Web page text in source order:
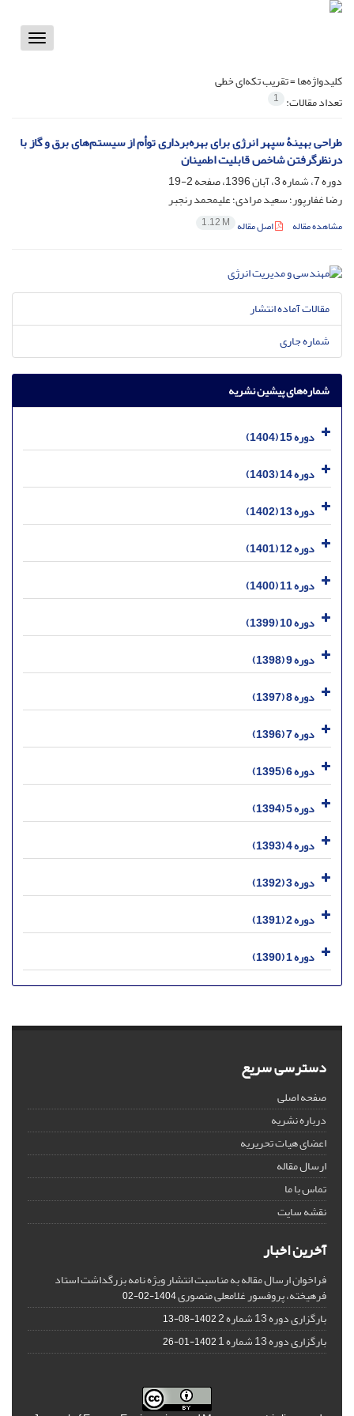
Toggle
کلیدواژه‌ها =تقریب تکه‌ای خطی
تعداد مقالات: 1
طراحی بهینۀ سپهر انرژی برای بهره‌برداری توأم از سیستم‌های برق و گاز با
درنظرگرفتن شاخص قابلیت اطمینان
دوره 7، شماره 3، آبان 1396، صفحه
2-19
رضا غفارپور؛ سعید مرادی؛ علیمحمد رنجبر
مشاهده مقاله اصل مقاله 1.12 M
مقالات آماده انتشار
شماره جاری
شماره‌های پیشین نشریه
دوره 15 (1404)
دوره 14 (1403)
دوره 13 (1402)
دوره 12 (1401)
دوره 11 (1400)
دوره 10 (1399)
دوره 9 (1398)
دوره 8 (1397)
دوره 7 (1396)
دوره 6 (1395)
دوره 5 (1394)
دوره 4 (1393)
دوره 3 (1392)
دوره 2 (1391)
دوره 1 (1390)
دسترسی سریع
صفحه اصلی
درباره نشریه
اعضای هیات تحریریه
ارسال مقاله
تماس با ما
نقشه سایت
آخرین اخبار
فراخوان ارسال مقاله به مناسبت انتشار ویژه نامه بزرگداشت استاد
فرهیخته، پروفسور غلامعلی منصوری1404-02-02
بارگزاری دوره 13 شماره 2 1402-08-13
بارگزاری دوره 13 شماره 1 1402-01-26